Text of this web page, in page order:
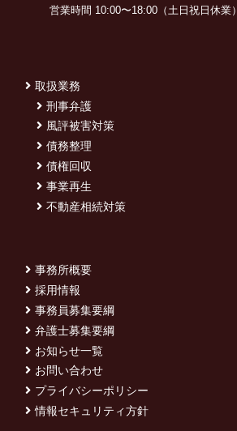
営業時間 10:00〜18:00（土日祝日休業）
取扱業務
刑事弁護
風評被害対策
債務整理
債権回収
事業再生
不動産相続対策
事務所概要
採用情報
事務員募集要綱
弁護士募集要綱
お知らせ一覧
お問い合わせ
プライバシーポリシー
情報セキュリティ方針